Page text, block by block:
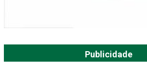
Publicidade